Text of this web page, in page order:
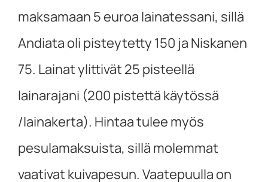
maksamaan 5 euroa lainatessani, sillä
Andiata oli pisteytetty 150 ja Niskanen
75. Lainat ylittivät 25 pisteellä
lainarajani (200 pistettä käytössä
/lainakerta). Hintaa tulee myös
pesulamaksuista, sillä molemmat
vaativat kuivapesun. Vaatepuulla on